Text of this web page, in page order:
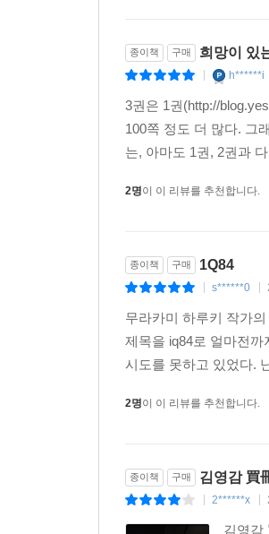
주저하게 되는 한 가지 이
자리에서는 금방 피곤해지
미국 대학에 있을 때는, 유
젊고, 나와는 꽤 나이차가
깊고 큰 장치입니다. 나는
이 책에 쏟아진 찬사
'하루키적'인 모든 것들이
사랑과 인연의 안타까운 엇
개성 뚜렷한 등장인물들이
종이책 구매 희망이 있
h******i
3권은 1권(http://
100쪽 정도 더 많다. 그
는, 아마도 1권, 2권과
2명이 이 리뷰를 추천합니다.
종이책 구매 1Q84
s******0
무라카미 하루키 작가
제목을 iq84로 얼마전
시도를 못하고 있었다.
2명이 이 리뷰를 추천합니다.
종이책 구매 김영감 買
2******x
김영감